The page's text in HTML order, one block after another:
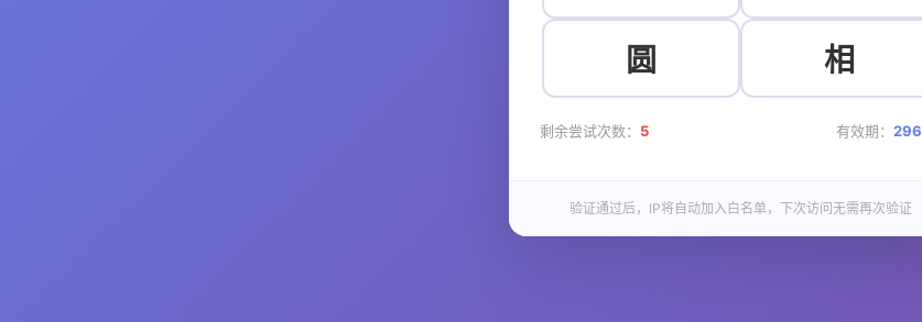
圆 相
剩余尝试次数： 5 有效期： 296
验证通过后，IP将自动加入白名单，下次访问无需再次验证